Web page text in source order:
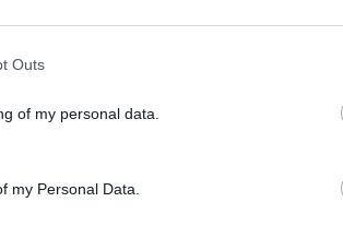
Outs
of my personal data.
my Personal Data.
dal 2002 in una
restano quelli. Siamo
Per il momento dunque
perché la gestione
di cassa sufficiente.